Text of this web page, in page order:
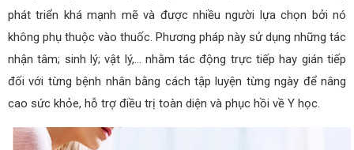
phát triển khá mạnh mẽ và được nhiều người lựa chọn bởi nó
không phụ thuộc vào thuốc. Phương pháp này sử dụng những tác
nhận tâm; sinh lý; vật lý,… nhằm tác động trực tiếp hay gián tiếp
đối với từng bệnh nhân bằng cách tập luyện từng ngày để nâng
cao sức khỏe, hỗ trợ điều trị toàn diện và phục hồi về Y học.